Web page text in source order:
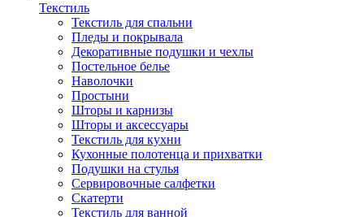
Текстиль
Текстиль для спальни
Пледы и покрывала
Декоративные подушки и чехлы
Постельное белье
Наволочки
Простыни
Шторы и карнизы
Шторы и аксессуары
Текстиль для кухни
Кухонные полотенца и прихватки
Подушки на стулья
Сервировочные салфетки
Скатерти
Текстиль для ванной